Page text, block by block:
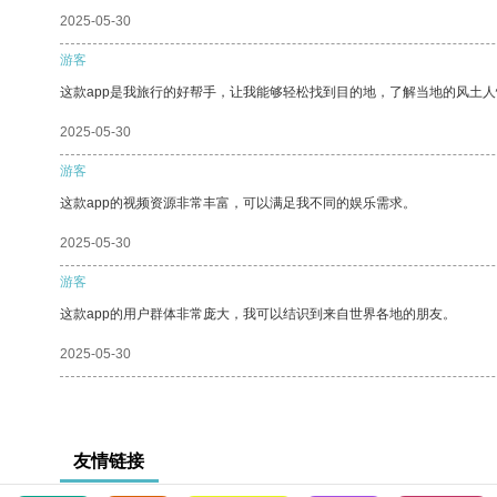
2025-05-30
游客
这款app是我旅行的好帮手，让我能够轻松找到目的地，了解当地的风土
2025-05-30
游客
这款app的视频资源非常丰富，可以满足我不同的娱乐需求。
2025-05-30
游客
这款app的用户群体非常庞大，我可以结识到来自世界各地的朋友。
2025-05-30
友情链接